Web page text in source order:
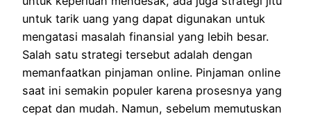
untuk tarik uang yang dapat digunakan untuk
mengatasi masalah finansial yang lebih besar.
Salah satu strategi tersebut adalah dengan
memanfaatkan pinjaman online. Pinjaman online
saat ini semakin populer karena prosesnya yang
cepat dan mudah. Namun, sebelum memutuskan